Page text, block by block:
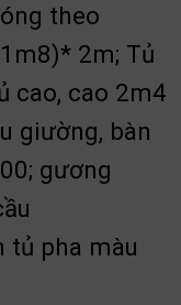
theo
2m; Tủ
cao, cao 2m4
giường, bàn
gương
tủ pha màu